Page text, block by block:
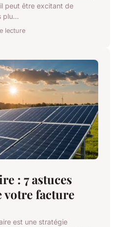
peut être excitant de
plu...
lecture
: 7 astuces
facture
est une stratégie